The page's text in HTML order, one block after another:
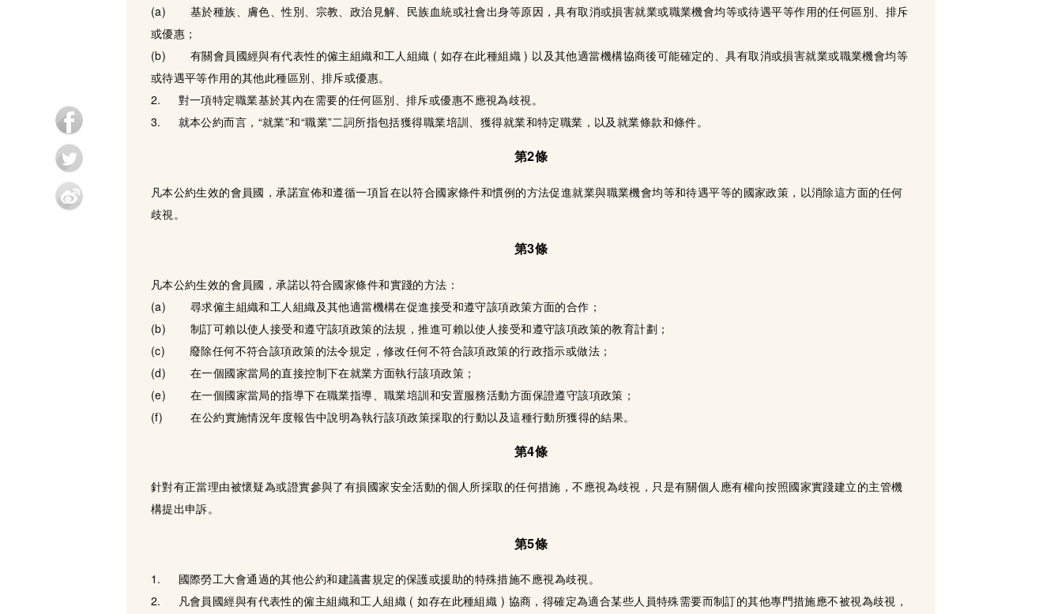
(a) 基於種族、膚色、性別、宗教、政治見解、民族血統或社會出身等原因，具有取消或損害就業或職業機會均等或待遇平等作用的任何區別、排斥
或優惠；
(b) 有關會員國經與有代表性的僱主組織和工人組織 ( 如存在此種組織 ) 以及其他適當機構協商後可能確定的、具有取消或損害就業或職業機會均等
或待遇平等作用的其他此種區別、排斥或優惠。
2. 對一項特定職業基於其內在需要的任何區別、排斥或優惠不應視為歧視。
3. 就本公約而言，“就業”和“職業”二詞所指包括獲得職業培訓、獲得就業和特定職業，以及就業條款和條件。
第2條
凡本公約生效的會員國，承諾宣佈和遵循一項旨在以符合國家條件和慣例的方法促進就業與職業機會均等和待遇平等的國家政策，以消除這方面的任何
歧視。
第3條
凡本公約生效的會員國，承諾以符合國家條件和實踐的方法：
(a) 尋求僱主組織和工人組織及其他適當機構在促進接受和遵守該項政策方面的合作；
(b) 制訂可賴以使人接受和遵守該項政策的法規，推進可賴以使人接受和遵守該項政策的教育計劃；
(c) 廢除任何不符合該項政策的法令規定，修改任何不符合該項政策的行政指示或做法；
(d) 在一個國家當局的直接控制下在就業方面執行該項政策；
(e) 在一個國家當局的指導下在職業指導、職業培訓和安置服務活動方面保證遵守該項政策；
(f) 在公約實施情況年度報告中說明為執行該項政策採取的行動以及這種行動所獲得的結果。
第4條
針對有正當理由被懷疑為或證實參與了有損國家安全活動的個人所採取的任何措施，不應視為歧視，只是有關個人應有權向按照國家實踐建立的主管機
構提出申訴。
第5條
1. 國際勞工大會通過的其他公約和建議書規定的保護或援助的特殊措施不應視為歧視。
2. 凡會員國經與有代表性的僱主組織和工人組織 ( 如存在此種組織 ) 協商，得確定為適合某些人員特殊需要而制訂的其他專門措施應不被視為歧視，